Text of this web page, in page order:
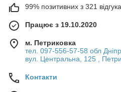
99% позитивних з 321
Працює з 19.10.2020
м. Петриковка
тел. 097-556-57-58 обл
вул. Центральна, 125 ,
Контакти